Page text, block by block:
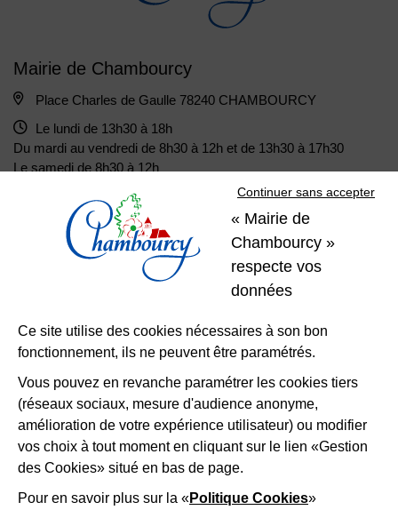
Mairie de Chambourcy
Place Charles de Gaulle 78240 CHAMBOURCY
Le lundi de 13h30 à 18h
Du mardi au vendredi de 8h30 à 12h et de 13h30 à 17h30
Le samedi de 8h30 à 12h
01 39 22 31 31 Nous contacter
Restons
connectés
Télécharger l’application
Nous suivre
Facebook
Instagram
LinkedIn
Mentions légalesAccessibilité
Politique d'utilisation des cookiesGestion des cookies
Continuer sans accepter
« Mairie de
Chambourcy »
respecte vos
données
Ce site utilise des cookies nécessaires à son bon
fonctionnement, ils ne peuvent être paramétrés.
Vous pouvez en revanche paramétrer les cookies tiers
(réseaux sociaux, mesure d'audience anonyme,
amélioration de votre expérience utilisateur) ou modifier
vos choix à tout moment en cliquant sur le lien «Gestion
des Cookies» situé en bas de page.
Pour en savoir plus sur la «Politique Cookies»